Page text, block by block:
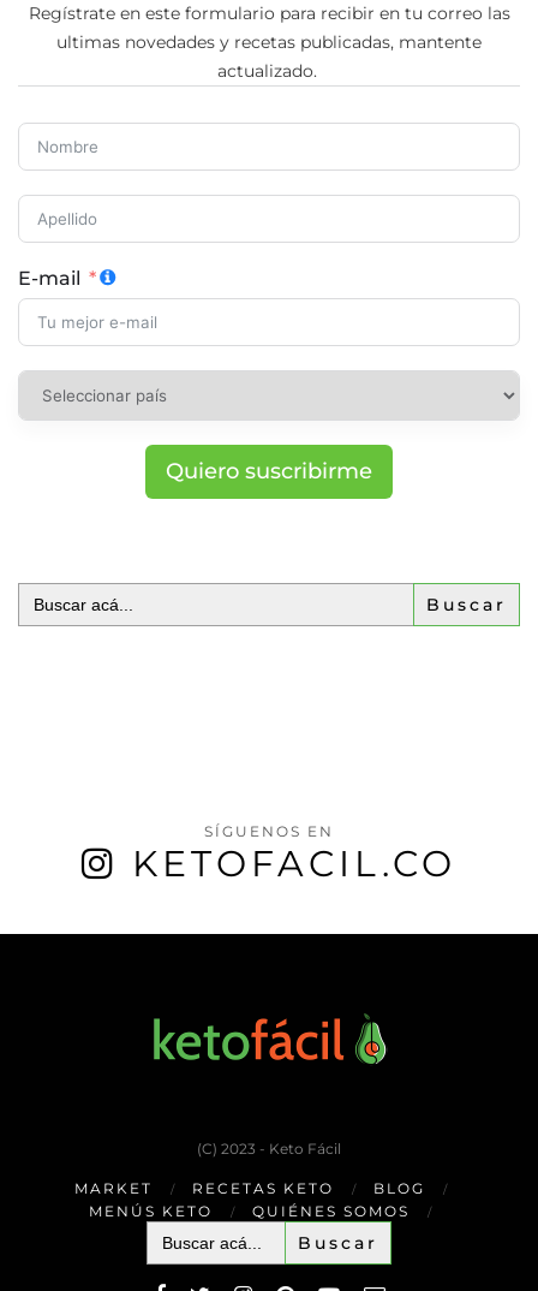
Regístrate en este formulario para recibir en tu correo las
ultimas novedades y recetas publicadas, mantente
actualizado.
E-mail
Quiero suscribirme
Buscar:
SÍGUENOS EN
KETOFACIL.CO
(C) 2023 - Keto Fácil
MARKET RECETAS KETO
BLOG
MENÚS KETO
QUIÉNES SOMOS
Buscar: